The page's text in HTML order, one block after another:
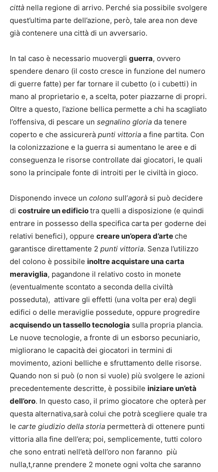
città nella regione di arrivo. Perché sia possibile svolgere
quest’ultima parte dell’azione, però, tale area non deve
già contenere una città di un avversario.
In tal caso è necessario muovergli guerra, ovvero
spendere denaro (il costo cresce in funzione del numero
di guerre fatte) per far tornare il cubetto (o i cubetti) in
mano al proprietario e, a scelta, poter piazzarne di propri.
Oltre a questo, l’azione bellica permette a chi ha scagliato
l’offensiva, di pescare un segnalino gloria da tenere
coperto e che assicurerà punti vittoria a fine partita. Con
la colonizzazione e la guerra si aumentano le aree e di
conseguenza le risorse controllate dai giocatori, le quali
sono la principale fonte di introiti per le civiltà in gioco.
Disponendo invece un colono sull’agorà si può decidere
di costruire un edificiotra quelli a disposizione (e quindi
entrare in possesso della specifica carta per goderne dei
relativi benefici), oppure creare un’opera d’arteche
garantisce direttamente 2 punti vittoria. Senza l’utilizzo
del colono è possibile inoltre acquistare una carta
meraviglia, pagandone il relativo costo in monete
(eventualmente scontato a seconda della civiltà
posseduta), attivare gli effetti (una volta per era) degli
edifici o delle meraviglie possedute, oppure progredire
acquisendo un tassello tecnologia sulla propria plancia.
Le nuove tecnologie, a fronte di un esborso pecuniario,
migliorano le capacità dei giocatori in termini di
movimento, azioni belliche e sfruttamento delle risorse.
Quando non si può (o non si vuole) più svolgere le azioni
precedentemente descritte, è possibile iniziare un’età
dell’oro. In questo caso, il primo giocatore che opterà per
questa alternativa,sarà colui che potrà scegliere quale tra
le carte giudizio della storia permetterà di ottenere punti
vittoria alla fine dell’era; poi, semplicemente, tutti coloro
che sono entrati nell’età dell’oro non faranno più
nulla,t,ranne prendere 2 monete ogni volta che saranno